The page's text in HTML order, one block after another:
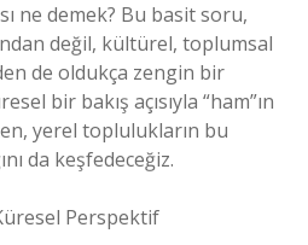
ne demek? Bu basit soru,
değil, kültürel, toplumsal
de oldukça zengin bir
bir bakış açısıyla “ham”ın
yerel toplulukların bu
da keşfedeceğiz.
Perspektif